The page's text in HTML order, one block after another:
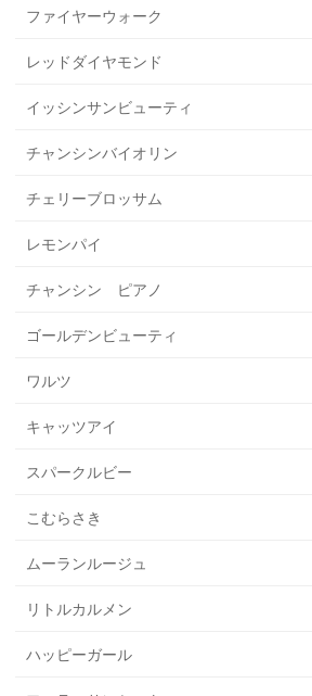
ファイヤーウォーク
レッドダイヤモンド
イッシンサンビューティ
チャンシンバイオリン
チェリーブロッサム
レモンパイ
チャンシン ピアノ
ゴールデンビューティ
ワルツ
キャッツアイ
スパークルビー
こむらさき
ムーランルージュ
リトルカルメン
ハッピーガール